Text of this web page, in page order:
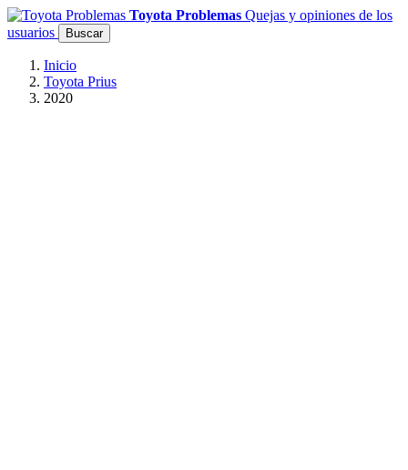
Toyota Problemas Quejas y opiniones de los
usuarios
Buscar
Inicio
Toyota Prius
2020